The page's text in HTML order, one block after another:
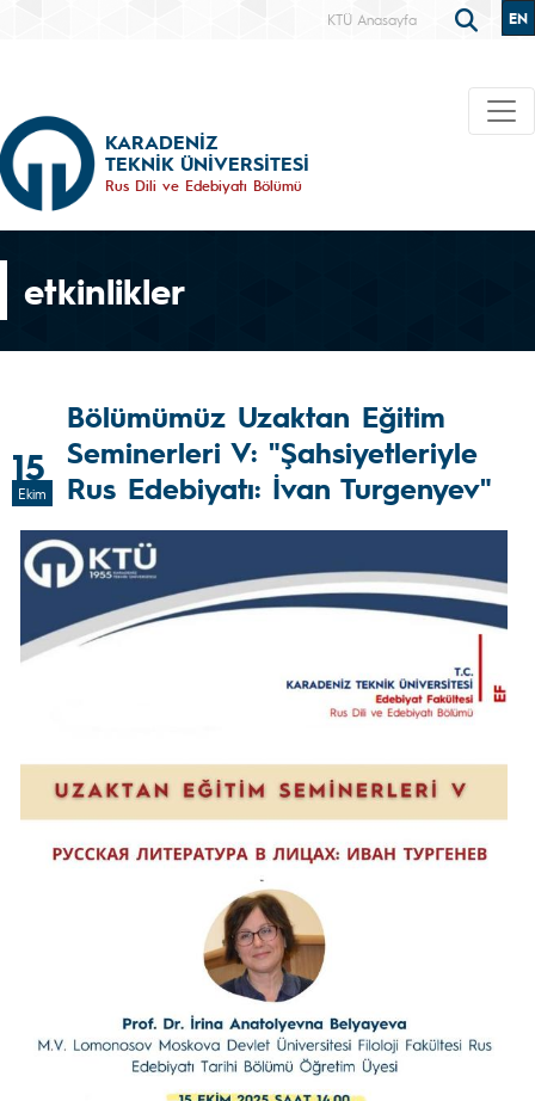
KTÜ Anasayfa EN
KARADENİZ
TEKNİK ÜNİVERSİTESİ
Rus Dili ve Edebiyatı Bölümü
etkinlikler
15
Ekim
Bölümümüz Uzaktan Eğitim
Seminerleri V: "Şahsiyetleriyle
Rus Edebiyatı: İvan Turgenyev"